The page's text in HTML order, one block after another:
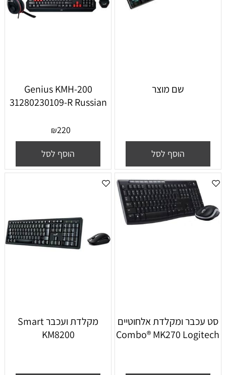
שם מוצר
הוסף לסל
Genius KMH-200
31280230109-R Russian
₪220
הוסף לסל
סט עכבר ומקלדת אלחוטיים
Combo® MK270 Logitech
‏מקלדת ועכבר Smart
KM8200